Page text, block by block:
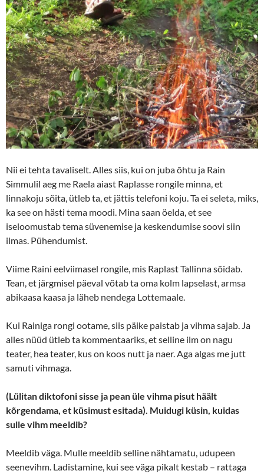
Nii ei tehta tavaliselt. Alles siis, kui on juba õhtu ja Rain
Simmulil aeg me Raela aiast Raplasse rongile minna, et
linnakoju sõita, ütleb ta, et jättis telefoni koju. Ta ei seleta, miks,
ka see on hästi tema moodi. Mina saan öelda, et see
iseloomustab tema süvenemise ja keskendumise soovi siin
ilmas. Pühendumist.
Viime Raini eelviimasel rongile, mis Raplast Tallinna sõidab.
Tean, et järgmisel päeval võtab ta oma kolm lapselast, armsa
abikaasa kaasa ja läheb nendega Lottemaale.
Kui Rainiga rongi ootame, siis päike paistab ja vihma sajab. Ja
alles nüüd ütleb ta kommentaariks, et selline ilm on nagu
teater, hea teater, kus on koos nutt ja naer. Aga algas me jutt
samuti vihmaga.
(Lülitan diktofoni sisse ja pean üle vihma pisut häält
kõrgendama, et küsimust esitada) Muidugi küsin, kuidas
sulle vihm meeldib?
Meeldib väga. Mulle meeldib selline nähtamatu, udupeen
seenevihm. Ladistamine, kui see väga pikalt kestab – rattaga